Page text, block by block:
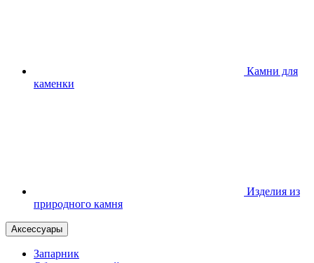
Камни для
каменки
Изделия из
природного камня
Аксессуары
Запарник